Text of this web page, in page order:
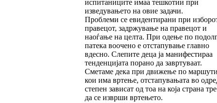
испитаниците имаа тешкотии при
изведувањето на овие задачи.
Проблеми се евидентирани при
пра­ве­цот, задржување на правецот и
наоѓање на целта. При одење по
патека воочено е от­стапување главно
вдесно. Слепите деца ја манифестираа
тенденцијата порано да заврту­ваат.
Сметаме дека при движење по
кои има вртење, отстапувањата во
сте­пен зависат од тоа на која страна
да се изврши вртењето.